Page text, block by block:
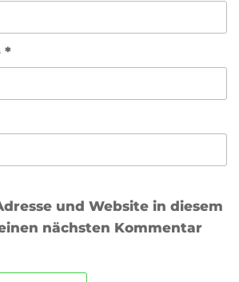
*
und Website in diesem
nächsten Kommentar